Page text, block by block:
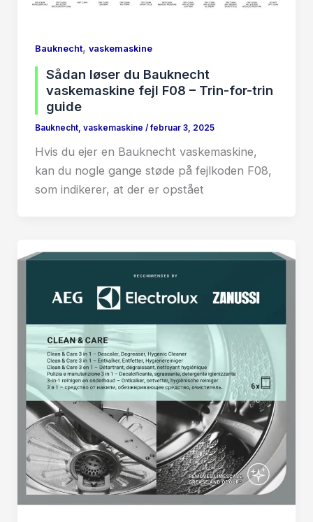
Bauknecht, vaskemaskine
Sådan løser du Bauknecht
vaskemaskine fejl F08 – Trin-for-trin
guide
Bauknecht, vaskemaskine /februar 3, 2025
Hvis du ejer en Bauknecht vaskemaskine,
kan du nogle gange støde på fejlkoden F08,
som indikerer, at der er opstået